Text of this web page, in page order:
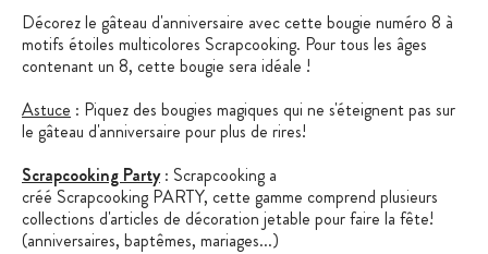
Décorez le gâteau d'anniversaire avec cette bougie numéro 8 à
motifs étoiles multicolores Scrapcooking. Pour tous les âges
contenant un 8, cette bougie sera idéale !
Astuce : Piquez des bougies magiques qui ne s'éteignent pas sur
le gâteau d'anniversaire pour plus de rires!
Scrapcooking Party: Scrapcooking a
créé Scrapcooking PARTY, cette gamme comprend plusieurs
collections d'articles de décoration jetable pour faire la fête!
(anniversaires, baptêmes, mariages...)